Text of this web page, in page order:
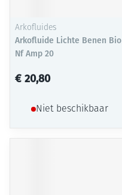
Arkofluides
Arkofluide Lichte Benen Bio
Nf Amp 20
€ 20,80
Niet beschikbaar